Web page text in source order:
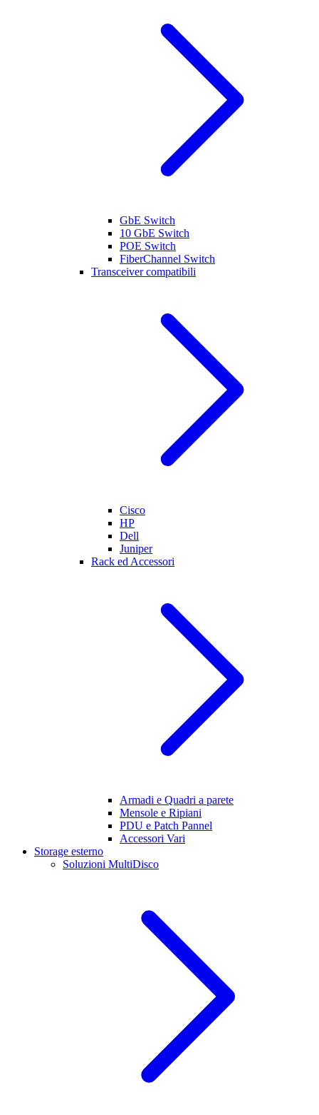
GbE Switch
10 GbE Switch
POE Switch
FiberChannel Switch
Transceiver compatibili
Cisco
HP
Dell
Juniper
Rack ed Accessori
Armadi e Quadri a parete
Mensole e Ripiani
PDU e Patch Pannel
Accessori Vari
Storage esterno
Soluzioni MultiDisco